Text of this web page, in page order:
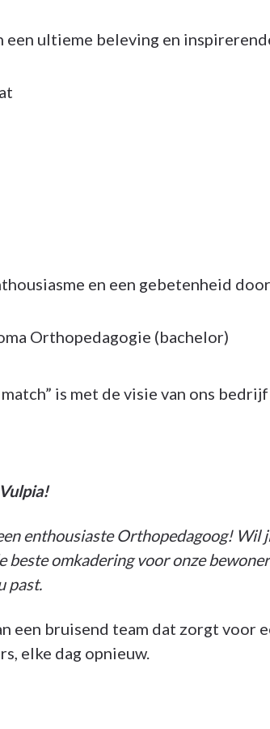
een ultieme beleving en
en een gebetenheid
Orthopedagogie (bachelor)
is met de visie van ons
enthousiaste Orthopedagoog! Wil
beste omkadering voor onze
past.
een bruisend team dat zorgt voor
elke dag opnieuw.